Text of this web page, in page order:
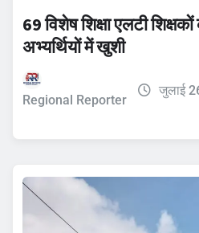
69 विशेष शिक्षा एलटी
अभ्यर्थियों में खुशी
Regional Reporter
जुलाई